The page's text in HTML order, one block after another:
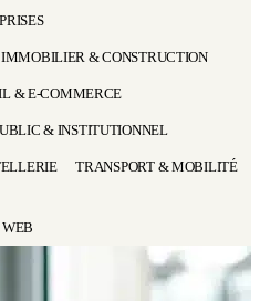
IMMOBILIER & CONSTRUCTION
& E-COMMERCE
& INSTITUTIONNEL
TRANSPORT & MOBILITÉ
WEB